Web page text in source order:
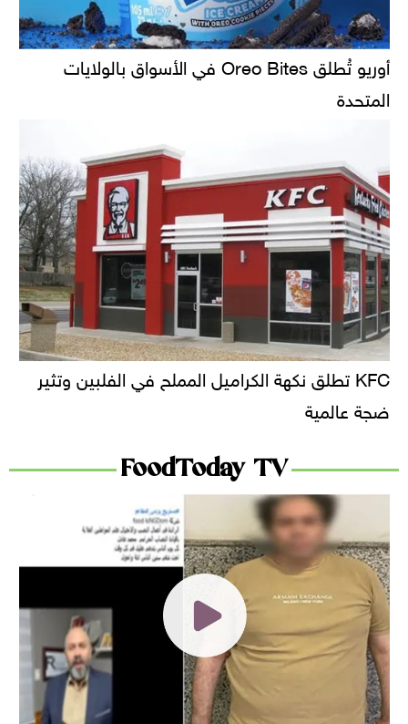
أوريو تُطلق Oreo Bites في الأسواق بالولايات
المتحدة
KFC تطلق نكهة الكراميل المملح في الفلبين وتثير
ضجة عالمية
FoodToday TV